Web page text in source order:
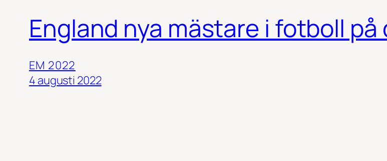
England nya mästare i fotboll på
EM 2022
4 augusti 2022